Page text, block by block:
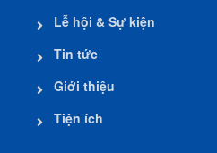
Lễ hội & Sự kiện
Tin tức
Giới thiệu
Tiện ích